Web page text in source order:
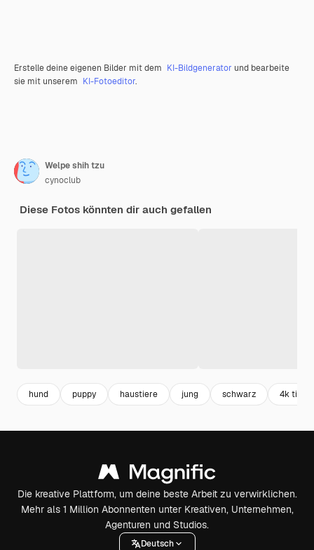
Erstelle deine eigenen Bilder mit dem KI-Bildgenerator und bearbeite
sie mit unserem KI-Fotoeditor.
Welpe shih tzu
cynoclub
Diese Fotos könnten dir auch gefallen
hund puppy haustiere jung schwarz 4k tiere
Die kreative Plattform, um deine beste Arbeit zu verwirklichen.
Mehr als 1 Million Abonnenten unter Kreativen, Unternehmen,
Agenturen und Studios.
Deutsch